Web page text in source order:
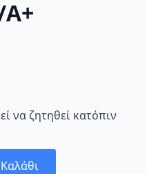
να ζητηθεί κατόπιν